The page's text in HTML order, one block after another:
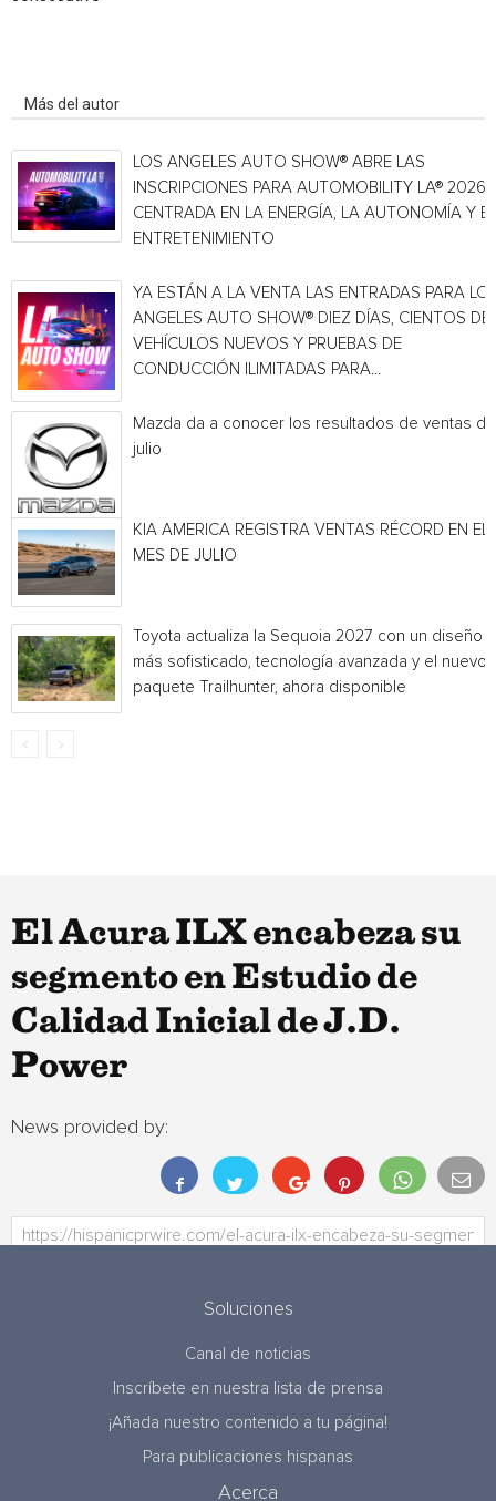
Más del autor
LOS ANGELES AUTO SHOW® ABRE LAS
INSCRIPCIONES PARA AUTOMOBILITY LA® 2026,
CENTRADA EN LA ENERGÍA, LA AUTONOMÍA Y EL
ENTRETENIMIENTO
YA ESTÁN A LA VENTA LAS ENTRADAS PARA
ANGELES AUTO SHOW® DIEZ DÍAS, CIENTOS DE
VEHÍCULOS NUEVOS Y PRUEBAS DE
CONDUCCIÓN ILIMITADAS PARA...
Mazda da a conocer los resultados de ventas de
julio
KIA AMERICA REGISTRA VENTAS RÉCORD EN EL
MES DE JULIO
Toyota actualiza la Sequoia 2027 con un diseño
más sofisticado, tecnología avanzada y el nuevo
paquete Trailhunter, ahora disponible
El Acura ILX encabeza su
segmento en Estudio de
Calidad Inicial de J.D.
Power
News provided by:
Soluciones
Canal de noticias
Inscríbete en nuestra lista de prensa
¡Añada nuestro contenido a tu página!
Para publicaciones hispanas
Acerca